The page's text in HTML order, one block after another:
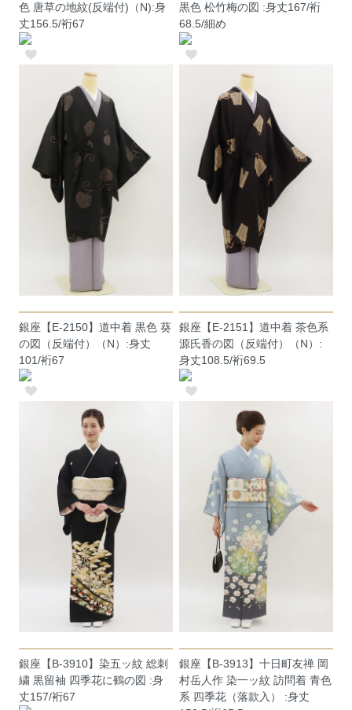
色 唐草の地紋(反端付)（N):身
丈156.5/裄67
黒色 松竹梅の図 :身丈167/裄
68.5/細め
銀座【E-2150】道中着 黒色 葵
の図（反端付）（N）:身丈
101/裄67
銀座【E-2151】道中着 茶色系
源氏香の図（反端付）（N）:
身丈108.5/裄69.5
銀座【B-3910】染五ッ紋 総刺
繍 黒留袖 四季花に鶴の図 :身
丈157/裄67
銀座【B-3913】十日町友禅 岡
村岳人作 染一ッ紋 訪問着 青色
系 四季花（落款入） :身丈